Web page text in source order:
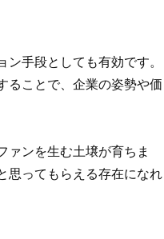
手段としても有効です。
ることで、企業の姿勢や価
ァンを生む土壌が育ちま
思ってもらえる存在になれ